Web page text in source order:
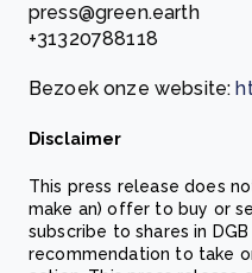
press@green.earth
+31320788118
Bezoek onze website:
Disclaimer
This press release does
make an) offer to buy or
subscribe to shares in
recommendation to take